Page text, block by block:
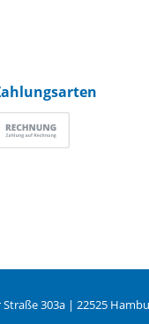
303a | 22525